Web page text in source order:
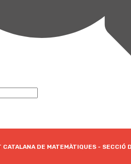
DE MATEMÀTIQUES - SECCIÓ